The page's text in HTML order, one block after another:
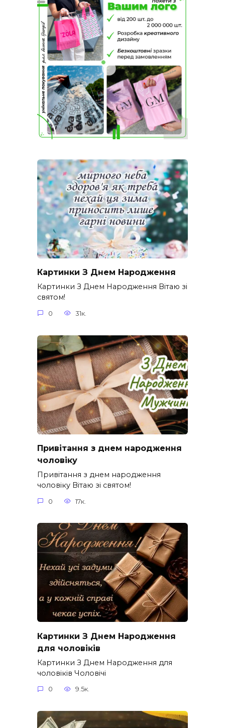
Картинки З Днем Народження
Картинки З Днем Народження Вітаю зі
святом!
0 31к.
Привітання з днем народження
чоловіку
Привітання з днем народження
чоловіку Вітаю зі святом!
0 17к.
Картинки З Днем Народження
для чоловіків​
Картинки З Днем Народження для
чоловіків​ Чоловічі
0 9.5к.